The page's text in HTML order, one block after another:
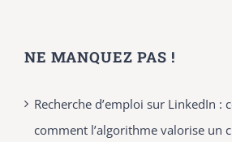
NE MANQUEZ PAS !
Recherche d’emploi sur LinkedIn :
comment l’algorithme valorise un